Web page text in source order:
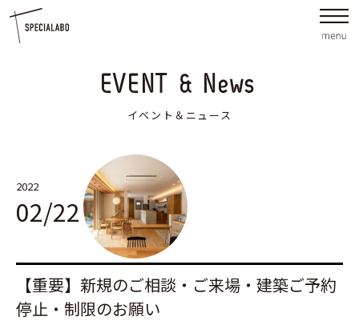
EVENT & News
イベント＆ニュース
2022
02/22
【重要】新規のご相談・ご来場・建築ご予約
停止・制限のお願い